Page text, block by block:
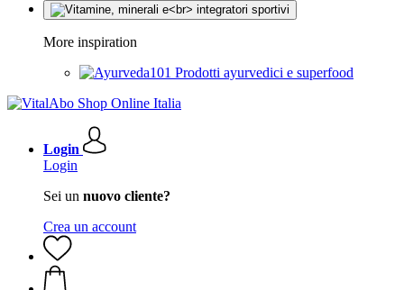
More inspiration
Prodotti ayurvedici e superfood
Login
Login
Sei un nuovo cliente?
Crea un account